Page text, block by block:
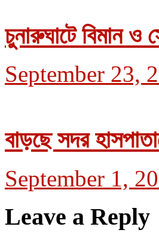
চুনারুঘাটে বিমান ও
September 23,
বাড়ছে সদর
September 1,
Leave a Reply